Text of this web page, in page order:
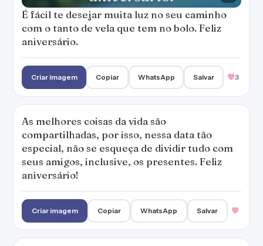
É fácil te desejar muita luz no seu caminho
com o tanto de vela que tem no bolo. Feliz
aniversário.
Criar imagem Copiar WhatsApp Salvar 3
As melhores coisas da vida são
compartilhadas, por isso, nessa data tão
especial, não se esqueça de dividir tudo com
seus amigos, inclusive, os presentes. Feliz
aniversário!
Criar imagem Copiar WhatsApp Salvar